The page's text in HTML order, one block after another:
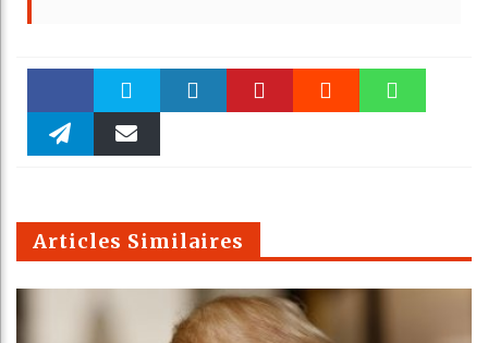
Faceboo Twitter
m
Articles Similaires